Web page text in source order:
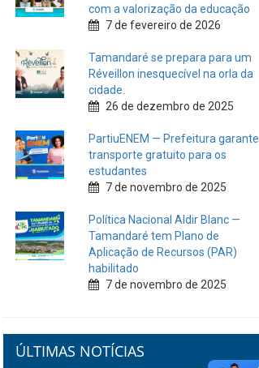
com a valorização da educação
7 de fevereiro de 2026
Tamandaré se prepara para um
Réveillon inesquecível na orla da
cidade.
26 de dezembro de 2025
PartiuENEM — Prefeitura garante
transporte gratuito para os
estudantes
7 de novembro de 2025
Política Nacional Aldir Blanc —
Tamandaré tem Plano de
Aplicação de Recursos (PAR)
habilitado
7 de novembro de 2025
ÚLTIMAS NOTÍCIAS